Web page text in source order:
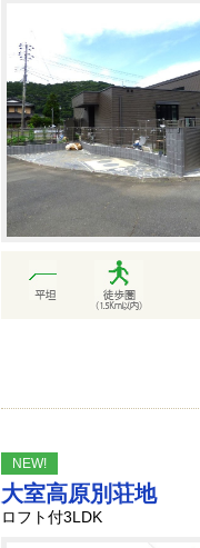
NEW!
大室高原別荘地
ロフト付3LDK